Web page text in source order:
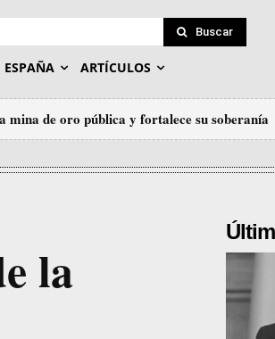
Buscar
ESPAÑA ARTÍCULOS
de oro pública y fortalece su soberanía
la